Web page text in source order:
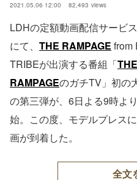
2021.05.06 12:00 82,493 views
LDHの定額動画配信サービス
にて、 THE RAMPAGE from
TRIBEが出演する番組「THE
RAMPAGEのガチTV」初の
の第三弾が、6日よる9時よ
始。この度、モデルプレス
画が到着した。
全文